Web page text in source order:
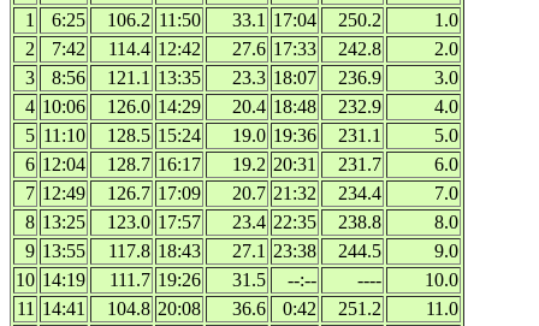
1
6:25 106.2 11:50 33.1 17:04 250.2
1.0
2
7:42 114.4 12:42 27.6 17:33 242.8
2.0
3
8:56 121.1 13:35 23.3 18:07 236.9
3.0
4 10:06 126.0 14:29 20.4 18:48 232.9
4.0
5 11:10 128.5 15:24 19.0 19:36 231.1
5.0
6 12:04 128.7 16:17 19.2 20:31 231.7
6.0
7 12:49 126.7 17:09 20.7 21:32 234.4
7.0
8 13:25 123.0 17:57 23.4 22:35 238.8
8.0
9 13:55 117.8 18:43 27.1 23:38 244.5
9.0
10 14:19 111.7 19:26 31.5 --:-- ----
10.0
11 14:41 104.8 20:08 36.6 0:42 251.2
11.0